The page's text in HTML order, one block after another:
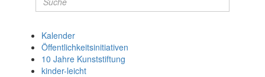
Kalender
Öffentlichkeitsinitiativen
10 Jahre Kunststiftung
kinder-leicht